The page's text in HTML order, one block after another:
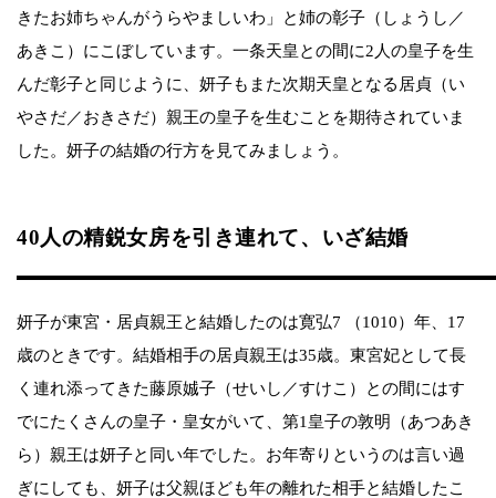
きたお姉ちゃんがうらやましいわ」と姉の彰子（しょうし／
あきこ）にこぼしています。一条天皇との間に2人の皇子を生
んだ彰子と同じように、妍子もまた次期天皇となる居貞（い
やさだ／おきさだ）親王の皇子を生むことを期待されていま
した。妍子の結婚の行方を見てみましょう。
40人の精鋭女房を引き連れて、いざ結婚
妍子が東宮・居貞親王と結婚したのは寛弘7 （1010）年、17
歳のときです。結婚相手の居貞親王は35歳。東宮妃として長
く連れ添ってきた藤原娍子（せいし／すけこ）との間にはす
でにたくさんの皇子・皇女がいて、第1皇子の敦明（あつあき
ら）親王は妍子と同い年でした。お年寄りというのは言い過
ぎにしても、妍子は父親ほども年の離れた相手と結婚したこ